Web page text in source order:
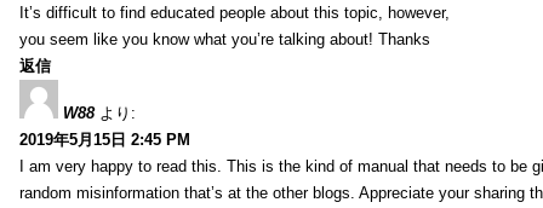
It’s difficult to find educated people about this topic, however,
you seem like you know what you’re talking about! Thanks
返信
W88 より:
2019年5月15日 2:45 PM
I am very happy to read this. This is the kind of manual that needs to be
random misinformation that’s at the other blogs. Appreciate your sharing